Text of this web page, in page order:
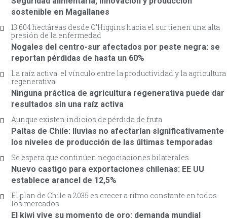
sostenible en Magallanes
13.604 hectáreas desde O’Higgins hacia el sur tienen una alta
presión de la enfermedad
Nogales del centro-sur afectados por peste negra: se
reportan pérdidas de hasta un 60%
La raíz activa: el vínculo entre la productividad y la agricultura
regenerativa
Ninguna práctica de agricultura regenerativa puede dar
resultados sin una raíz activa
Aunque existen indicios de pérdida de fruta
Paltas de Chile: lluvias no afectarían significativamente
los niveles de producción de las últimas temporadas
Se espera que continúen negociaciones bilaterales
Nuevo castigo para exportaciones chilenas: EE UU
establece arancel de 12,5%
El plan de Chile a 2035 es crecer a ritmo constante en todos
los mercados
El kiwi vive su momento de oro: demanda mundial